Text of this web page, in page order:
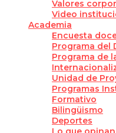
Valores
Video
Academia
Encuesta
Programa del
Programa de
Unidad de
Programas
Formativo
Bilingüismo
Deportes